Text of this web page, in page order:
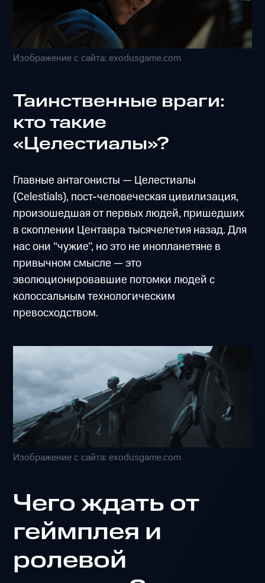
Изображение с сайта: exodusgame.com
Таинственные враги:
кто такие
«Целестиалы»?
Главные антагонисты — Целестиалы
(Celestials), пост-человеческая цивилизация,
произошедшая от первых людей, пришедших
в скоплении Центавра тысячелетия назад. Для
нас они “чужие”, но это не инопланетяне в
привычном смысле — это
эволюционировавшие потомки людей с
колоссальным технологическим
превосходством.
Изображение с сайта: exodusgame.com
Чего ждать от
геймплея и
ролевой